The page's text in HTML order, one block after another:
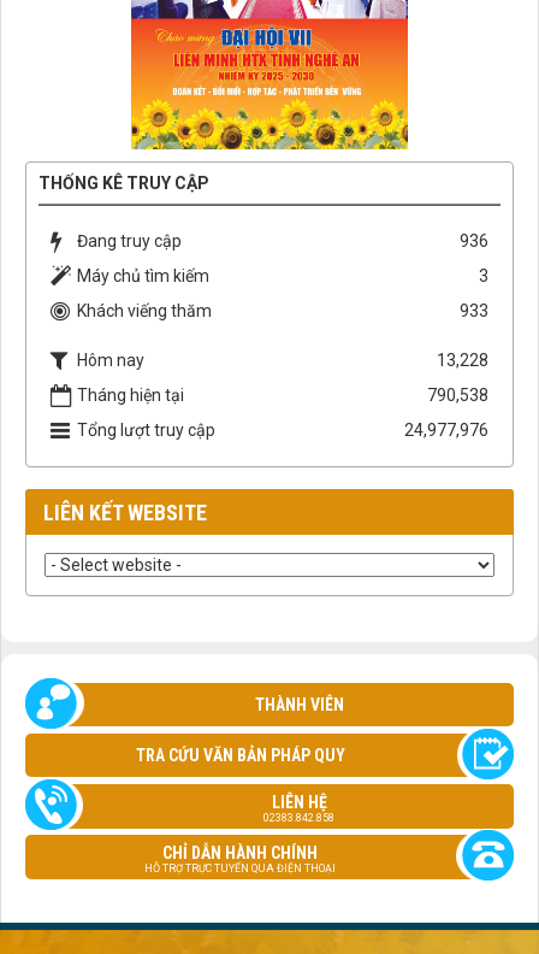
THỐNG KÊ TRUY CẬP
Đang truy cập
936
Máy chủ tìm kiếm
3
Khách viếng thăm
933
Hôm nay
13,228
Tháng hiện tại
790,538
Tổng lượt truy cập
24,977,976
LIÊN KẾT WEBSITE
THÀNH VIÊN
TRA CỨU VĂN BẢN PHÁP QUY
LIÊN HỆ
02383.842.858
CHỈ DẪN HÀNH CHÍNH
HỖ TRỢ TRỰC TUYẾN QUA ĐIỆN THOẠI